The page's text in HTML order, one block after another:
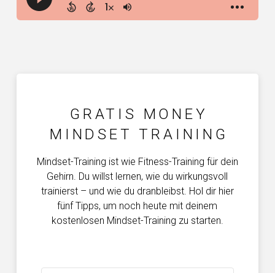
GRATIS MONEY
MINDSET TRAINING
Mindset-Training ist wie Fitness-Training für dein
Gehirn. Du willst lernen, wie du wirkungsvoll
trainierst – und wie du dranbleibst. Hol dir hier
fünf Tipps, um noch heute mit deinem
kostenlosen Mindset-Training zu starten.